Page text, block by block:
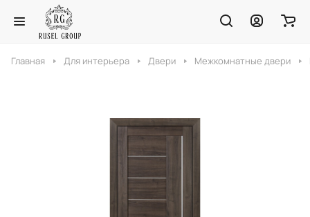
Главная Для интерьера Двери Межкомнатные двери